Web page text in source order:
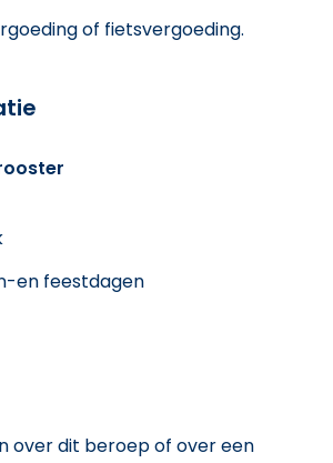
of fietsvergoeding.
en feestdagen
over dit beroep of over een